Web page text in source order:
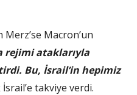
Macron’un
rejimi ataklarıyla
Bu, İsrail’in hepimiz
takviye verdi.